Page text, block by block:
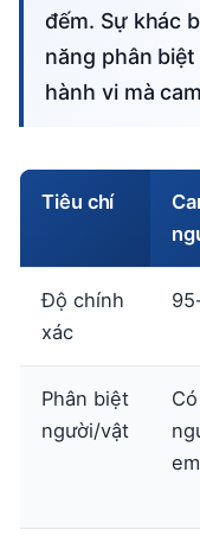
đếm. Sự khác
năng phân
hành vi mà
Tiêu chí
Độ chính
xác
Phân biệt
người/vật